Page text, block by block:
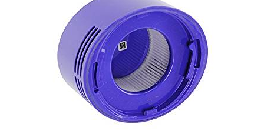
tuotteen
sivulla.